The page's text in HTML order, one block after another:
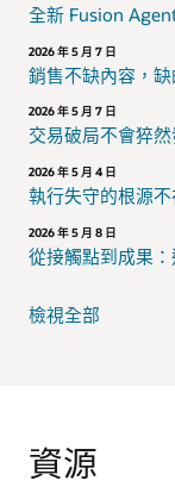
全新 Fusion
2026 年 5 月 7 日
銷售不缺內容，
2026 年 5 月 7 日
交易破局不會猝
2026 年 5 月 4 日
執行失守的根源
2026 年 5 月 8 日
從接觸點到成果
檢視全部
資源